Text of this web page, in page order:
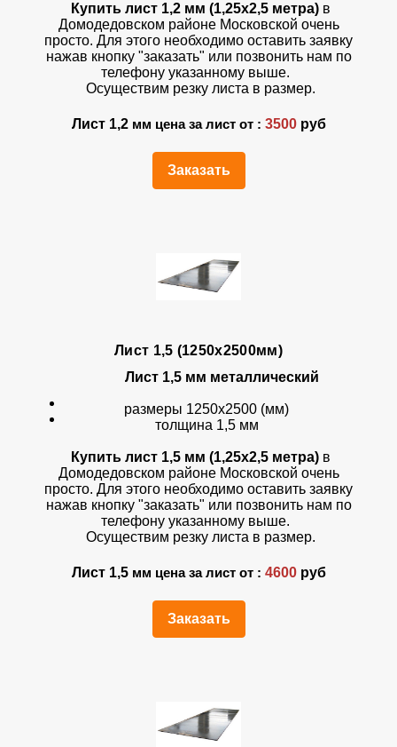
Купить лист 1,2 мм (1,25х2,5 метра)в
Домодедовском районе Московской очень
просто. Для этого необходимо оставить заявку
нажав кнопку "заказать" или позвонить нам по
телефону указанному выше.
Осуществим резку листа в размер.
Лист 1,2мм цена за лист от : 3500руб
Заказать
Лист 1,5 (1250х2500мм)
Лист 1,5 мм металлический
размеры 1250х2500 (мм)
толщина 1,5 мм
Купить лист 1,5 мм (1,25х2,5 метра)в
Домодедовском районе Московской очень
просто. Для этого необходимо оставить заявку
нажав кнопку "заказать" или позвонить нам по
телефону указанному выше.
Осуществим резку листа в размер.
Лист 1,5 мм цена за лист от : 4600руб
Заказать